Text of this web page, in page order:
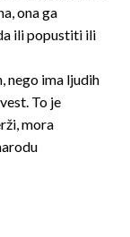
ona ga
ili popustiti ili
nego ima ljudih
To je
mora